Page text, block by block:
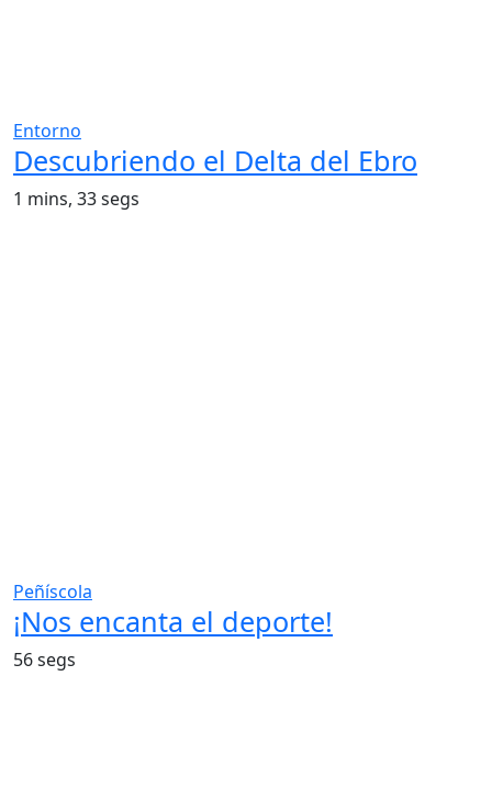
Entorno
Descubriendo el Delta del Ebro
1 mins, 33 segs
Peñíscola
¡Nos encanta el deporte!
56 segs